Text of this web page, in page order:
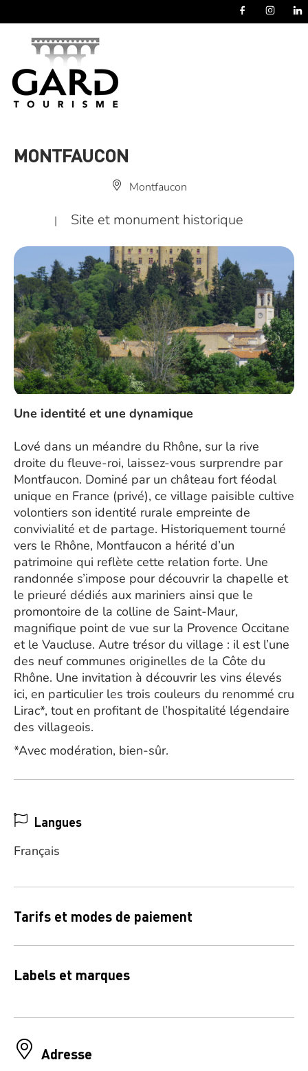
MONTFAUCON
Montfaucon
| Site et monument historique
Une identité et une dynamique
Lové dans un méandre du Rhône, sur la rive
droite du fleuve-roi, laissez-vous surprendre par
Montfaucon. Dominé par un château fort féodal
unique en France (privé), ce village paisible cultive
volontiers son identité rurale empreinte de
convivialité et de partage. Historiquement tourné
vers le Rhône, Montfaucon a hérité d’un
patrimoine qui reflète cette relation forte. Une
randonnée s’impose pour découvrir la chapelle et
le prieuré dédiés aux mariniers ainsi que le
promontoire de la colline de Saint-Maur,
magnifique point de vue sur la Provence Occitane
et le Vaucluse. Autre trésor du village : il est l’une
des neuf communes originelles de la Côte du
Rhône. Une invitation à découvrir les vins élevés
ici, en particulier les trois couleurs du renommé cru
Lirac*, tout en profitant de l’hospitalité légendaire
des villageois.
*Avec modération, bien-sûr.
Langues
Français
Tarifs et modes de paiement
Labels et marques
Adresse